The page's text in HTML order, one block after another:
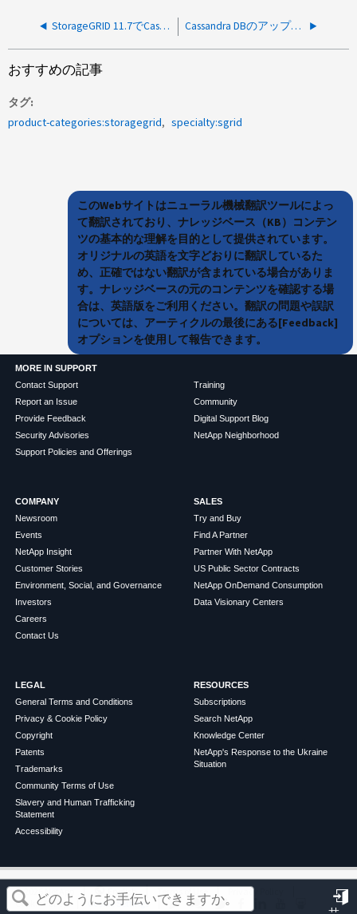
StorageGRID 11.7でCassandra keyspace slowアラートが報告される Cassandra DBのアップグレード中にCassandra修復の進行が遅いというアラートが発生する
この記事は役に立ちましたか？
おすすめの記事
タグ
product-categories:storagegrid
specialty:sgrid
このWebサイトはニューラル機械翻訳ツールによっ
て翻訳されており、ナレッジベース（KB）コンテン
ツの基本的な理解を目的として提供されています。
オリジナルの英語を文字どおりに翻訳しているた
め、正確ではない翻訳が含まれている場合がありま
す。ナレッジベースの元のコンテンツを確認する場
合は、英語版をご利用ください。翻訳の問題や誤訳
については、アーティクルの最後にある[Feedback]
オプションを使用して報告できます。
MORE IN SUPPORT
Contact Support
Report an Issue
Provide Feedback
Security Advisories
Support Policies and Offerings
Training
Community
Digital Support Blog
NetApp Neighborhood
COMPANY
Newsroom
Events
NetApp Insight
Customer Stories
Environment, Social, and Governance
Investors
Careers
Contact Us
SALES
Try and Buy
Find A Partner
Partner With NetApp
US Public Sector Contracts
NetApp OnDemand Consumption
Data Visionary Centers
LEGAL
General Terms and Conditions
Privacy & Cookie Policy
Copyright
Patents
Trademarks
Community Terms of Use
Slavery and Human Trafficking
Statement
Accessibility
RESOURCES
Subscriptions
Search NetApp
Knowledge Center
NetApp's Response to the Ukraine
Situation
©2026 NetApp English Terms of Use
Privacy Policy
Cookie Policy
Cookie Settings